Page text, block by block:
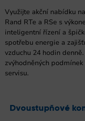
Využijte akční nabídku
Rand RTe a RSe s
inteligentní řízení a
spotřebu energie a
vzduchu 24 hodin
zvýhodněných
servisu.
Dvoustupňové